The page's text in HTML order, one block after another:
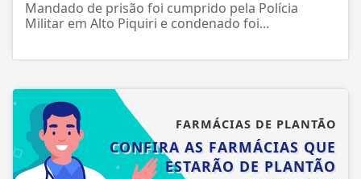
Mandado de prisão foi cumprido pela Polícia
Militar em Alto Piquiri e condenado foi...
FARMÁCIAS DE PLANTÃO
CONFIRA AS FARMÁCIAS QUE
ESTARÃO DE PLANTÃO